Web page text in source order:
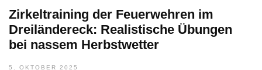
Zirkeltraining der Feuerwehren im
Dreiländereck: Realistische Übungen
bei nassem Herbstwetter
5. OKTOBER 2025